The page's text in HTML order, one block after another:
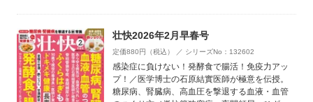
壮快2026年2月早春号
定価880円（税込） ／ シリーズNo：132602
感染症に負けない！発酵食で腸活！免疫力アッ
プ！／医学博士の石原結實医師が極意を伝授。
糖尿病、腎臓病、高血圧を撃退する血液・血管